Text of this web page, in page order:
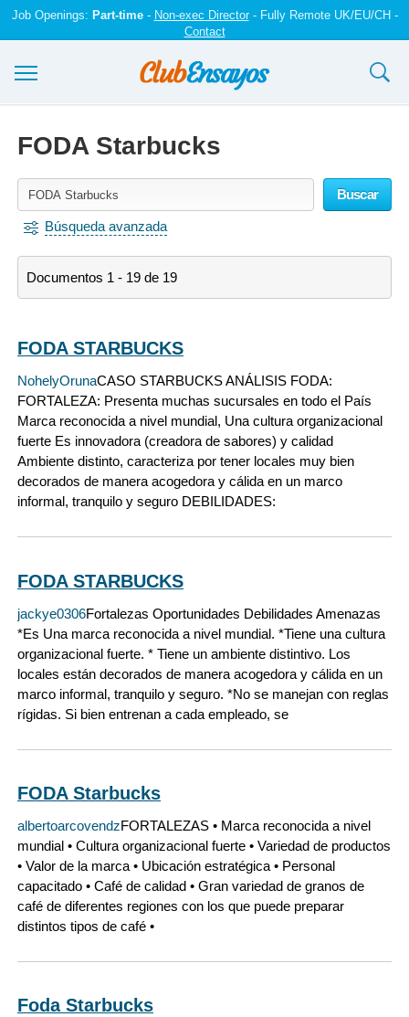
Job Openings: Part-time- Non-exec Director- Fully Remote UK/EU/CH -
Contact
Iniciar sesión
FODA Starbucks
Buscar
Búsqueda avanzada
Documentos 1 - 19 de 19
FODA STARBUCKS
NohelyOrunaCASO STARBUCKS ANÁLISIS FODA:
FORTALEZA: Presenta muchas sucursales en todo el País
Marca reconocida a nivel mundial, Una cultura organizacional
fuerte Es innovadora (creadora de sabores) y calidad
Ambiente distinto, caracteriza por tener locales muy bien
decorados de manera acogedora y cálida en un marco
informal, tranquilo y seguro DEBILIDADES:
FODA STARBUCKS
jackye0306Fortalezas Oportunidades Debilidades Amenazas
*Es Una marca reconocida a nivel mundial. *Tiene una cultura
organizacional fuerte. * Tiene un ambiente distintivo. Los
locales están decorados de manera acogedora y cálida en un
marco informal, tranquilo y seguro. *No se manejan con reglas
rígidas. Si bien entrenan a cada empleado, se
FODA Starbucks
albertoarcovendzFORTALEZAS • Marca reconocida a nivel
mundial • Cultura organizacional fuerte • Variedad de productos
• Valor de la marca • Ubicación estratégica • Personal
capacitado • Café de calidad • Gran variedad de granos de
café de diferentes regiones con los que puede preparar
distintos tipos de café •
Foda Starbucks